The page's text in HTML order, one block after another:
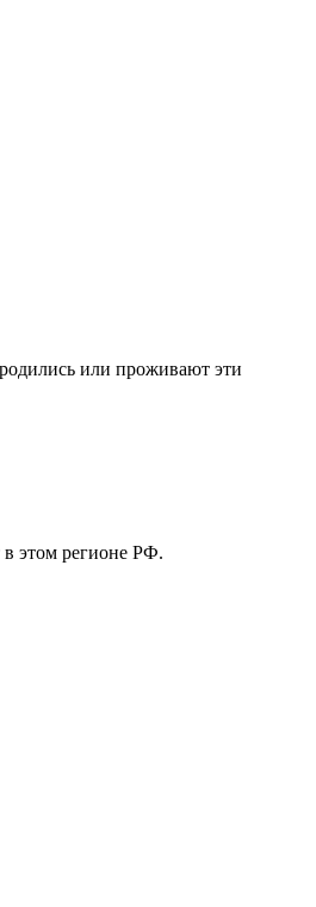
или проживают эти
в этом регионе РФ.